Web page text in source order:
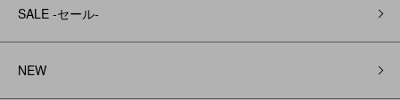
SALE -セール-
NEW